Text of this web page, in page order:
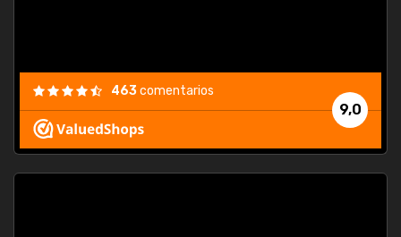
9,0
463comentarios